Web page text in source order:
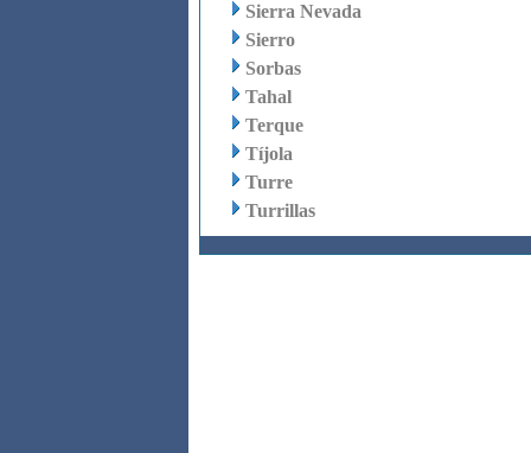
Sierra Nevada
Sierro
Sorbas
Tahal
Terque
Tíjola
Turre
Turrillas